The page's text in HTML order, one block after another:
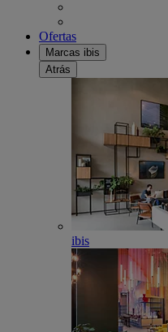
Ofertas
Marcas ibis
Atrás
ibis